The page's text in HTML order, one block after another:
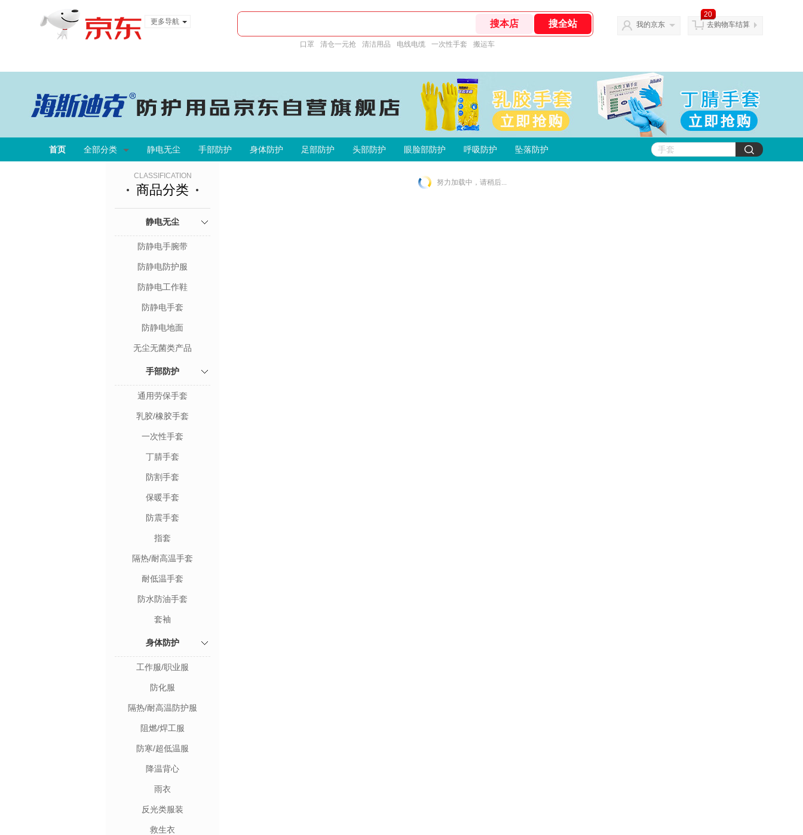
更多导航
口罩 清仓一元抢 清洁用品 电线电缆 一次性手套 搬运车
我的京东
20
去购物车结算
首页 全部分类 静电无尘 手部防护 身体防护 足部防护 头部防护 眼脸部防护 呼吸防护 坠落防护
CLASSIFICATION
商品分类
静电无尘
防静电手腕带
防静电防护服
防静电工作鞋
防静电手套
防静电地面
无尘无菌类产品
手部防护
通用劳保手套
乳胶/橡胶手套
一次性手套
丁腈手套
防割手套
保暖手套
防震手套
指套
隔热/耐高温手套
耐低温手套
防水防油手套
套袖
身体防护
工作服/职业服
防化服
隔热/耐高温防护服
阻燃/焊工服
防寒/超低温服
降温背心
雨衣
反光类服装
救生衣
努力加载中，请稍后...